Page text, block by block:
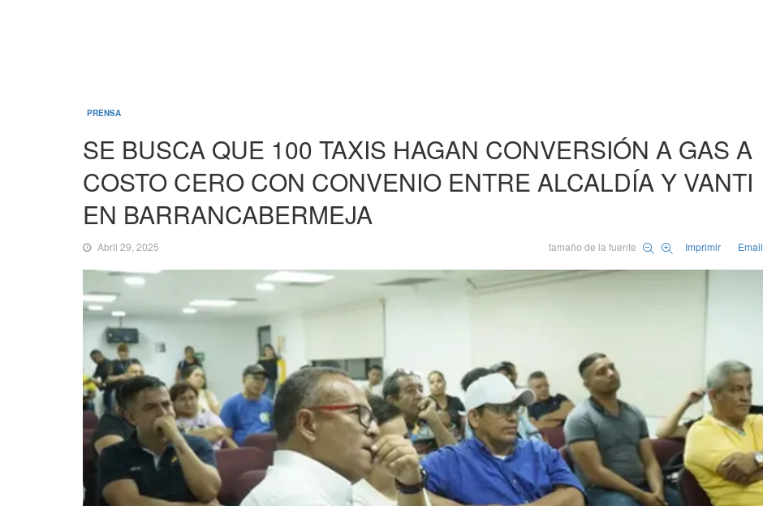
PRENSA
SE BUSCA QUE 100 TAXIS HAGAN CONVERSIÓN A GAS A
COSTO CERO CON CONVENIO ENTRE ALCALDÍA Y VANTI
EN BARRANCABERMEJA
Abril 29, 2025 tamaño de la fuente Imprimir Email